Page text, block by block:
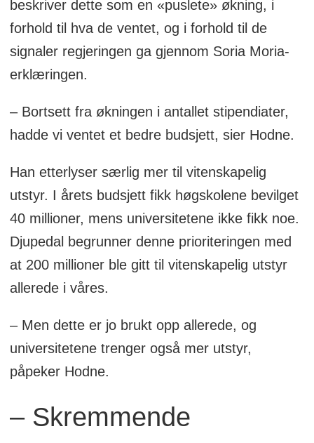
beskriver dette som en «puslete» økning, i
forhold til hva de ventet, og i forhold til de
signaler regjeringen ga gjennom Soria Moria-
erklæringen.
– Bortsett fra økningen i antallet stipendiater,
hadde vi ventet et bedre budsjett, sier Hodne.
Han etterlyser særlig mer til vitenskapelig
utstyr. I årets budsjett fikk høgskolene bevilget
40 millioner, mens universitetene ikke fikk noe.
Djupedal begrunner denne prioriteringen med
at 200 millioner ble gitt til vitenskapelig utstyr
allerede i våres.
– Men dette er jo brukt opp allerede, og
universitetene trenger også mer utstyr,
påpeker Hodne.
– Skremmende